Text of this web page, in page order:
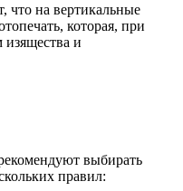
что на вертикальные
которая, при
изящества и
выбирать
правил: